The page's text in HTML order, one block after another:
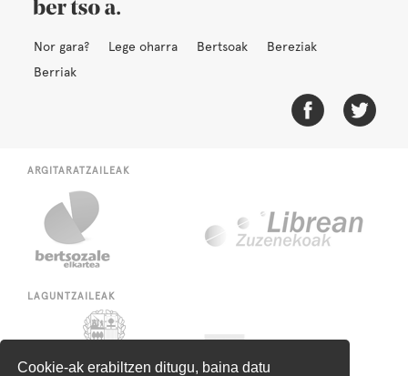
Cookie-ak erabiltzen ditugu, baina datu
Nor gara? Lege oharra Bertsoak
Bereziak
Berriak
ARGITARATZAILEAK
LAGUNTZAILEAK